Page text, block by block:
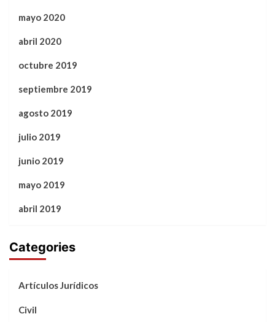
mayo 2020
abril 2020
octubre 2019
septiembre 2019
agosto 2019
julio 2019
junio 2019
mayo 2019
abril 2019
Categories
Artículos Jurídicos
Civil